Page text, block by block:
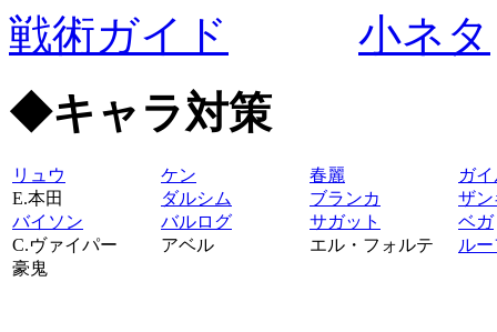
戦術ガイド
小ネタ
◆キャラ対策
リュウ
E.本田
バイソン
C.ヴァイパー
豪鬼
ケン
ダルシム
バルログ
アベル
春麗
ブランカ
サガット
エル・フォルテ
ガ
ザ
ベガ
ル